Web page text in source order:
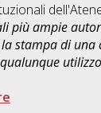
più ampie
stampa di